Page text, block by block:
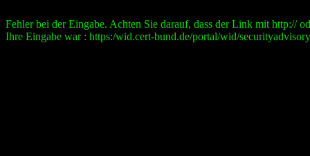
Fehler bei der Eingabe. Achten Sie darauf, dass der Link mit http://
Ihre Eingabe war : https:/wid.cert-bund.de/portal/wid/